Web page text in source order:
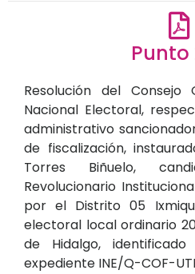
Punto
Resolución del
Nacional Electoral,
administrativo
de fiscalización,
Torres Biñuelo,
Revolucionario
por el Distrito 05
electoral local ordinario
de Hidalgo,
expediente INE/Q-COF-